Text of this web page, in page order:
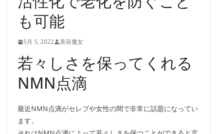
も可能
5月 5, 2022 美容魔女
若々しさを保ってくれる
NMN点滴
最近NMN点滴がセレブや女性の間で非常に話題になってい
ます。